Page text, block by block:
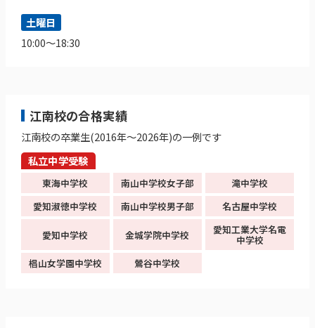
土曜日
10:00～18:30
江南校の合格実績
江南校の卒業生(2016年～2026年)の一例です
私立中学受験
東海中学校 南山中学校女子部
滝中学校
愛知淑徳中学校
南山中学校男子部 名古屋中学校
愛知中学校 金城学院中学校 愛知工業大学名電
中学校
椙山女学園中学校
鶯谷中学校